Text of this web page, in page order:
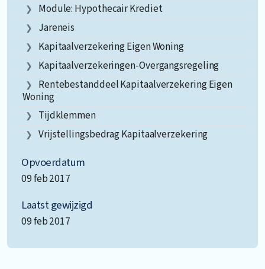
Module: Hypothecair Krediet
Jareneis
Kapitaalverzekering Eigen Woning
Kapitaalverzekeringen-Overgangsregeling
Rentebestanddeel Kapitaalverzekering Eigen
Woning
Tijdklemmen
Vrijstellingsbedrag Kapitaalverzekering
Opvoerdatum
09 feb 2017
Laatst gewijzigd
09 feb 2017